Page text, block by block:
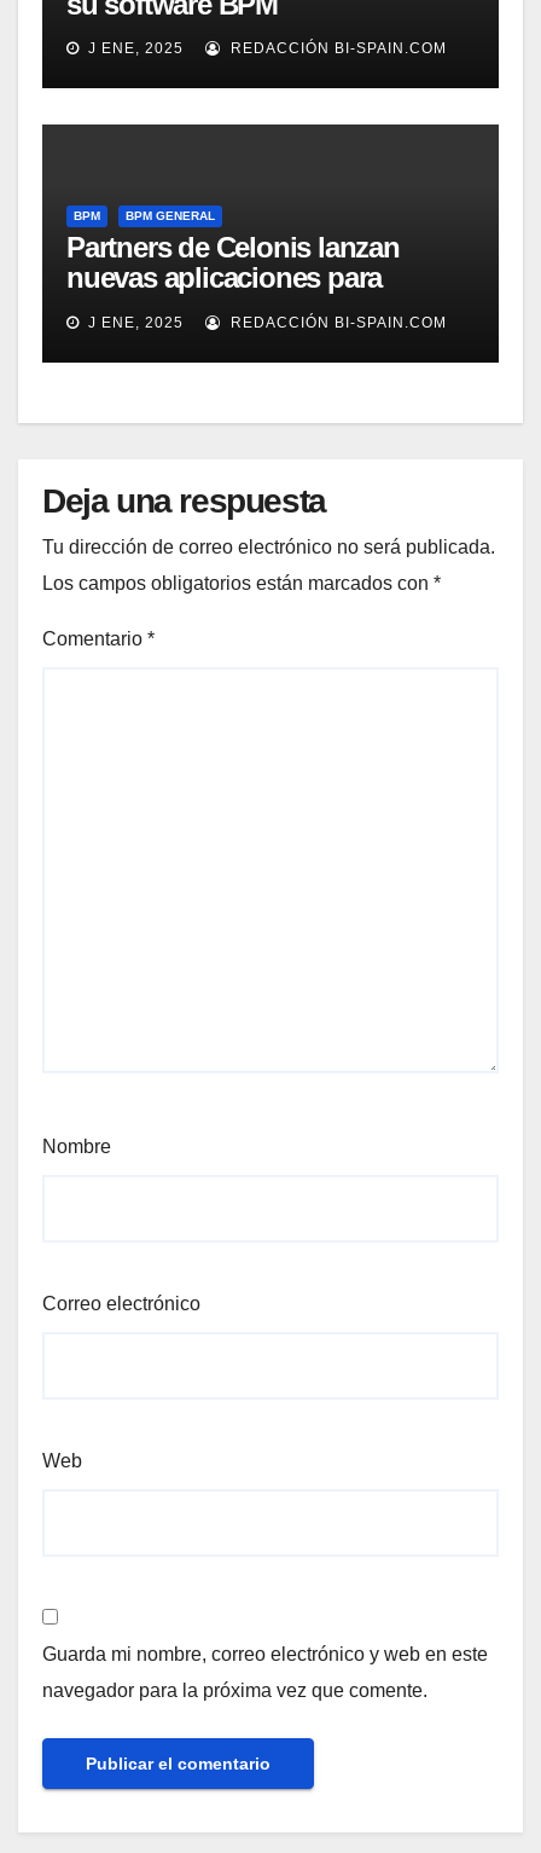
J ENE, 2025 REDACCIÓN BI-SPAIN.COM
BPM BPM GENERAL
Partners de Celonis lanzan
nuevas aplicaciones para
automarizar migración a SAP o
Gestión de Reclamaciones en
Seguros
J ENE, 2025 REDACCIÓN BI-SPAIN.COM
Deja una respuesta
Tu dirección de correo electrónico no será publicada.
Los campos obligatorios están marcados con *
Comentario *
Nombre
Correo electrónico
Web
Guarda mi nombre, correo electrónico y web en este
navegador para la próxima vez que comente.